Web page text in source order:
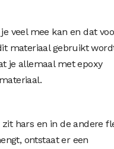
veel mee kan en dat
materiaal gebruikt
je allemaal met epoxy
hars en in de andere
ontstaat er een